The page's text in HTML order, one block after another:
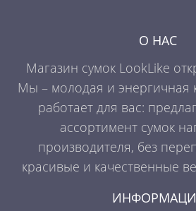
О НАС
Магазин сумок LookLike
Мы – молодая и энергичная
работает для вас:
ассортимент сумок
производителя, без
красивые и качественные